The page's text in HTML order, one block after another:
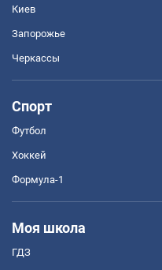
Киев
Запорожье
Черкассы
Спорт
Футбол
Хоккей
Формула-1
Моя школа
ГДЗ